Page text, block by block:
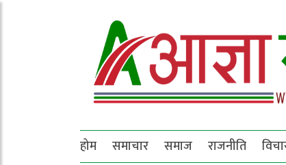
होम समाचार समाज राजनीति